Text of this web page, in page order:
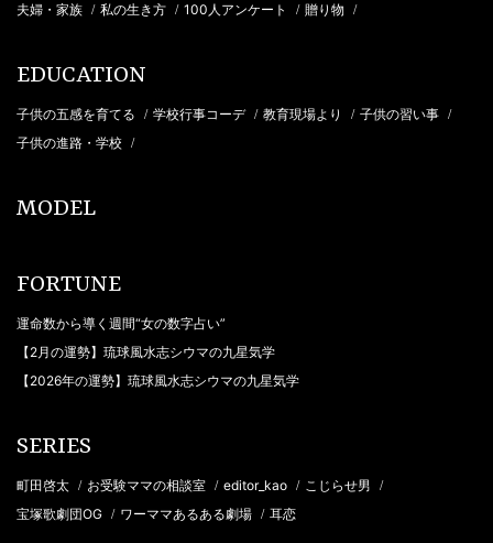
夫婦・家族 / 私の生き方 / 100人アンケート / 贈り物 /
EDUCATION
子供の五感を育てる / 学校行事コーデ / 教育現場より / 子供の習い事 /
子供の進路・学校 /
MODEL
FORTUNE
運命数から導く週間“女の数字占い”
【2月の運勢】琉球風水志シウマの九星気学
【2026年の運勢】琉球風水志シウマの九星気学
SERIES
町田啓太 / お受験ママの相談室 / editor_kao / こじらせ男 /
宝塚歌劇団OG / ワーママあるある劇場 / 耳恋